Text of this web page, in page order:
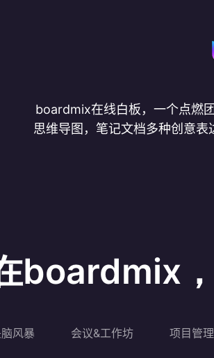
boardmix在线白板，一个点燃
思维导图，笔记文档多种创意表
boardmix
风暴 会议&工作坊 项目管理